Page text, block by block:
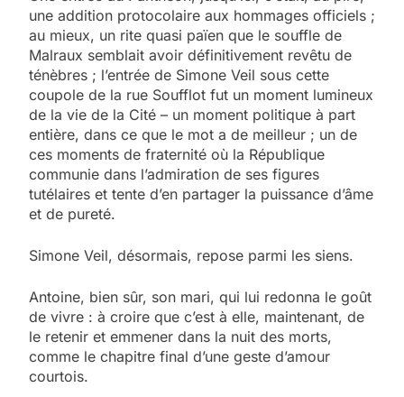
une addition protocolaire aux hommages officiels ;
au mieux, un rite quasi païen que le souffle de
Malraux semblait avoir définitivement revêtu de
ténèbres ; l’entrée de Simone Veil sous cette
coupole de la rue Soufflot fut un moment lumineux
de la vie de la Cité – un moment politique à part
entière, dans ce que le mot a de meilleur ; un de
ces moments de fraternité où la République
communie dans l’admiration de ses figures
tutélaires et tente d’en partager la puissance d’âme
et de pureté.
Simone Veil, désormais, repose parmi les siens.
Antoine, bien sûr, son mari, qui lui redonna le goût
de vivre : à croire que c’est à elle, maintenant, de
le retenir et emmener dans la nuit des morts,
comme le chapitre final d’une geste d’amour
courtois.